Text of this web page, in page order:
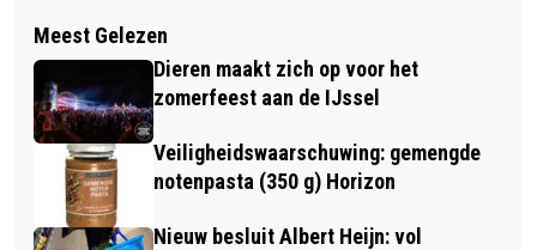
RONDJE ZOOM, EEN FIETSROUTE
LANGS ECOLOGISCHE TUINEN EN
LOKALE VOEDSELINITIATIEVEN
BEKENDMAKINGEN GEMEENTE
RHEDEN 20 MEI 2026
Meest Gelezen
Dieren maakt zich op voor het
zomerfeest aan de IJssel
Veiligheidswaarschuwing: gemengde
notenpasta (350 g) Horizon
Nieuw besluit Albert Heijn: vol